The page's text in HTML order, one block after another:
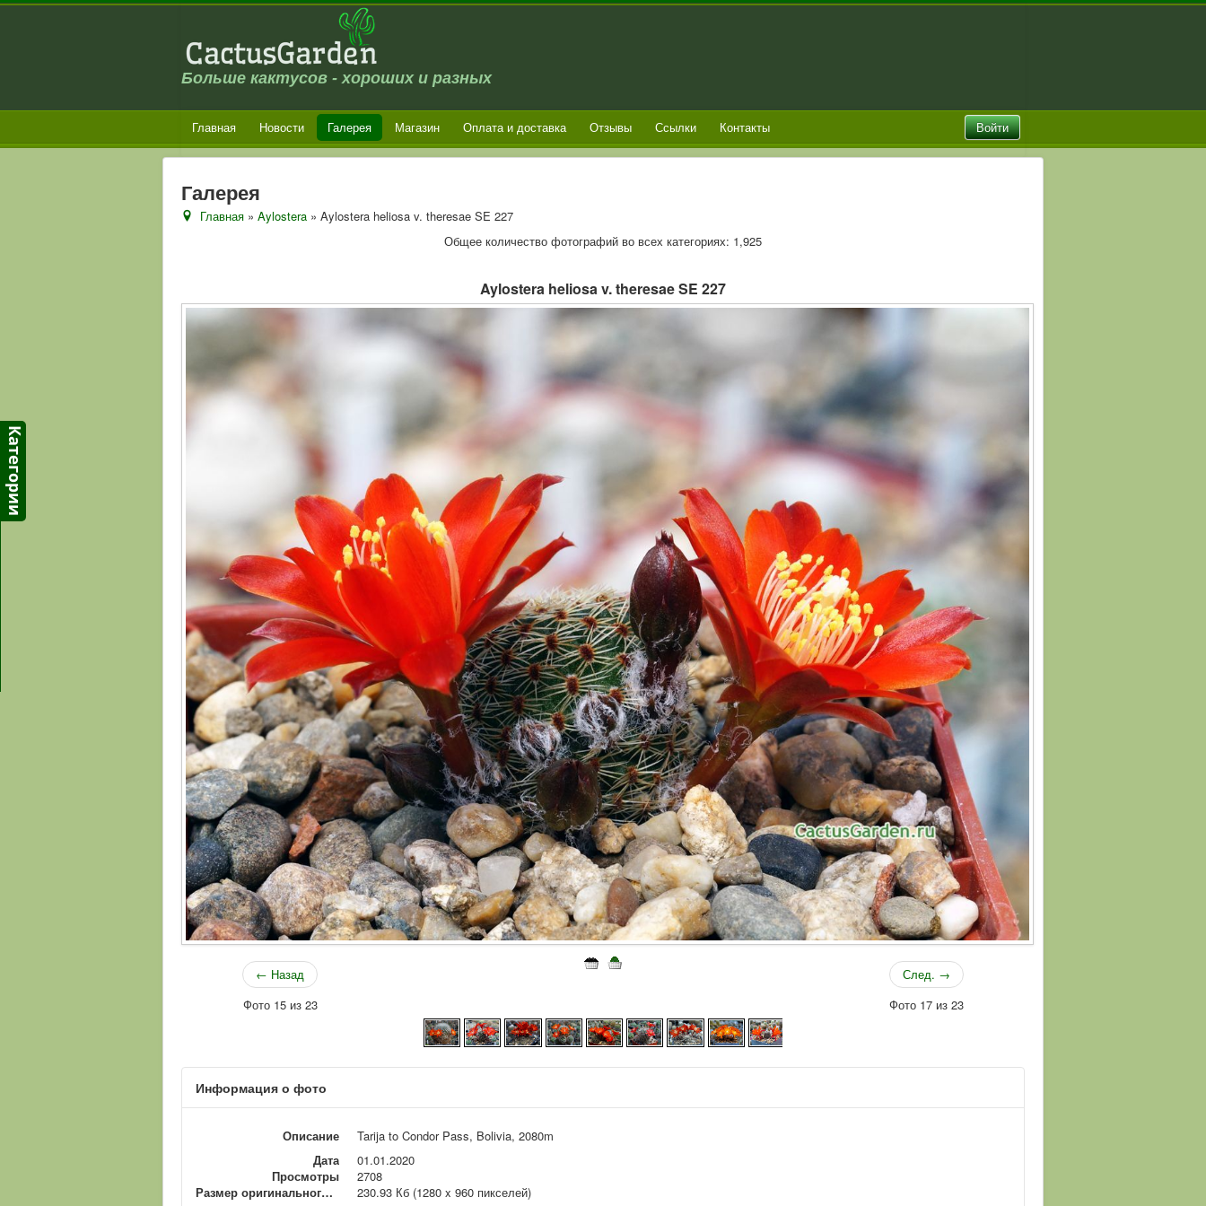
Больше кактусов - хороших и разных
Войти
Главная Новости Галерея Магазин Оплата и доставка Отзывы Ссылки Контакты
Галерея
Главная »Aylostera » Aylostera heliosa v. theresae SE 227
Общее количество фотографий во всех категориях: 1,925
Aylostera heliosa v. theresae SE 227
← Назад
Фото 15 из 23
След. →
Фото 17 из 23
Информация о фото
Описание
Tarija to Condor Pass, Bolivia, 2080m
Дата
01.01.2020
Просмотры
2708
Размер оригинального файла
230.93 Кб (1280 x 960 пикселей)